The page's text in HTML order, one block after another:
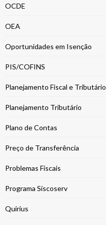
OCDE
OEA
Oportunidades em Isenção
PIS/COFINS
Planejamento Fiscal e Tributário
Planejamento Tributário
Plano de Contas
Preço de Transferência
Problemas Fiscais
Programa Siscoserv
Quirius